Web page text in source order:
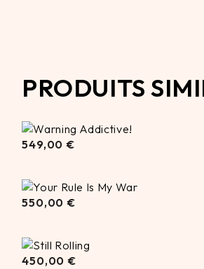
PRODUITS
549,00 €
550,00 €
450,00 €